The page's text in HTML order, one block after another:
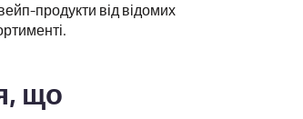
продукти від відомих
що